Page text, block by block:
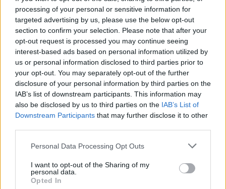
processing of your personal or sensitive information for
targeted advertising by us, please use the below opt-out
section to confirm your selection. Please note that after your
opt-out request is processed you may continue seeing
interest-based ads based on personal information utilized by
us or personal information disclosed to third parties prior to
your opt-out. You may separately opt-out of the further
disclosure of your personal information by third parties on the
IAB’s list of downstream participants. This information may
also be disclosed by us to third parties on the IAB’s List of
Downstream Participants that may further disclose it to other
Personal Data Processing Opt Outs
I want to opt-out of the Sharing of my
personal data.
Opted In
Classifica
Tolosa 73 (24)
La Rochelle 72 (24)
Racing 92 68 (24)
Clermont 67 (24)
Bordeaux Bègles 62 (22)
Stade Francais 62 (24)
Tolone 62 (24)